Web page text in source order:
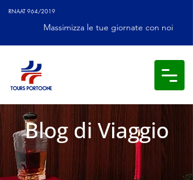
RNAAT 964/2019
Massimizza le tue giornate con noi
Blog di Viaggio